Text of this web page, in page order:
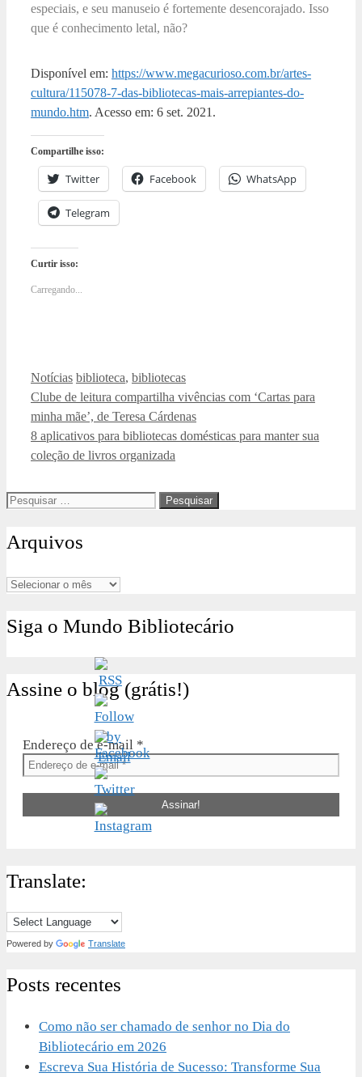
especiais, e seu manuseio é fortemente desencorajado. Isso
que é conhecimento letal, não?
Disponível em: https://www.megacurioso.com.br/artes-
cultura/115078-7-das-bibliotecas-mais-arrepiantes-do-
mundo.htm. Acesso em: 6 set. 2021.
Compartilhe isso:
Twitter Facebook WhatsApp
Telegram
Curtir isso:
Carregando...
Categorias
Notícias Tags
biblioteca, bibliotecas
Clube de leitura compartilha vivências com ‘Cartas para
minha mãe’, de Teresa Cárdenas
8 aplicativos para bibliotecas domésticas para manter sua
coleção de livros organizada
Pesquisar
Arquivos
Arquivos
Siga o Mundo Bibliotecário
Assine o blog (grátis!)
Endereço de e-mail *
Translate:
Powered by Translate
Posts recentes
Como não ser chamado de senhor no Dia do
Bibliotecário em 2026
Escreva Sua História de Sucesso: Transforme Sua